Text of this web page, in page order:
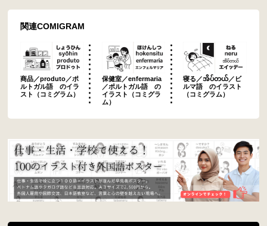
関連COMIGRAM
商品／produto／ポ
ルトガル語 のイラ
スト（コミグラム）
保健室／enfermaria
／ポルトガル語 の
イラスト（コミグラ
ム）
寝る／အိပ်တယ်／ビ
ルマ語 のイラスト
（コミグラム）